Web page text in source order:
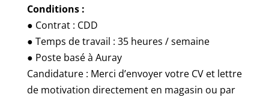
Conditions :
● Contrat : CDD
● Temps de travail : 35 heures / semaine
● Poste basé à Auray
Candidature : Merci d’envoyer votre CV et lettre
de motivation directement en magasin ou par